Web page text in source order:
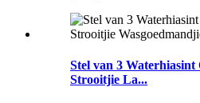
Stel van 3 Waterhiasint
Strooitjie La...